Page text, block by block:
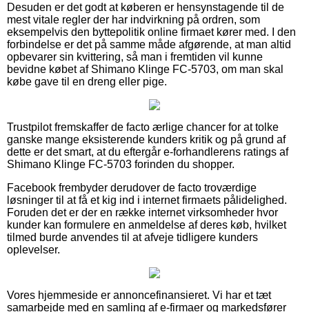
Desuden er det godt at køberen er hensynstagende til de
mest vitale regler der har indvirkning på ordren, som
eksempelvis den byttepolitik online firmaet kører med. I den
forbindelse er det på samme måde afgørende, at man altid
opbevarer sin kvittering, så man i fremtiden vil kunne
bevidne købet af Shimano Klinge FC-5703, om man skal
købe gave til en dreng eller pige.
Trustpilot fremskaffer de facto ærlige chancer for at tolke
ganske mange eksisterende kunders kritik og på grund af
dette er det smart, at du eftergår e-forhandlerens ratings af
Shimano Klinge FC-5703 forinden du shopper.
Facebook frembyder derudover de facto troværdige
løsninger til at få et kig ind i internet firmaets pålidelighed.
Foruden det er der en række internet virksomheder hvor
kunder kan formulere en anmeldelse af deres køb, hvilket
tilmed burde anvendes til at afveje tidligere kunders
oplevelser.
Vores hjemmeside er annoncefinansieret. Vi har et tæt
samarbejde med en samling af e-firmaer og markedsfører